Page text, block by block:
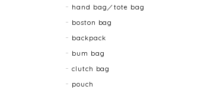
hand bag／tote bag
boston bag
backpack
bum bag
clutch bag
pouch